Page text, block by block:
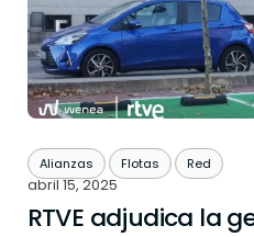
Alianzas Flotas Red
abril 15, 2025
RTVE adjudica la